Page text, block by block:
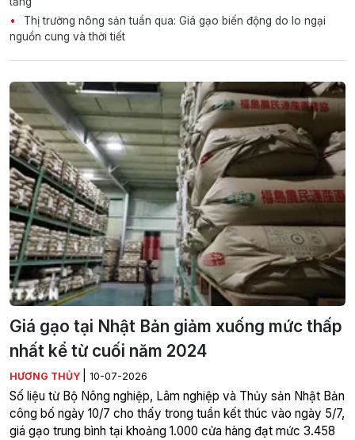
Thị trường nông sản tuần qua: Giá gạo biến động do lo ngại
nguồn cung và thời tiết
Giá gạo tại Nhật Bản giảm xuống mức thấp
nhất kể từ cuối năm 2024
HƯƠNG THỦY 10-07-2026
Số liệu từ Bộ Nông nghiệp, Lâm nghiệp và Thủy sản Nhật Bản
công bố ngày 10/7 cho thấy trong tuần kết thúc vào ngày 5/7,
giá gạo trung bình tại khoảng 1.000 cửa hàng đạt mức 3.458